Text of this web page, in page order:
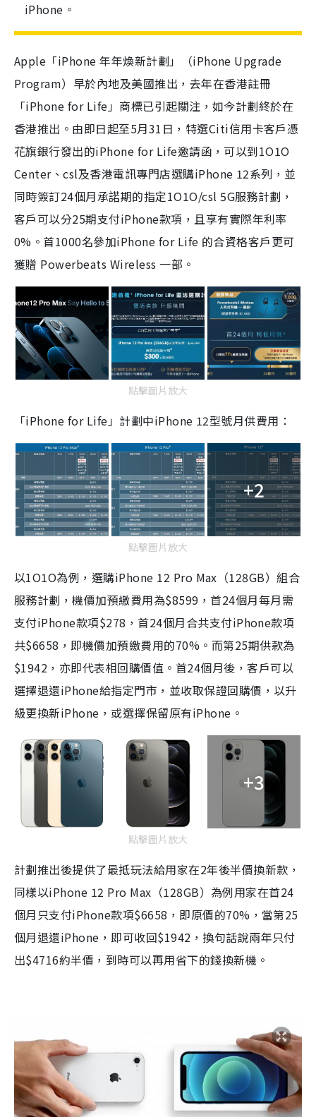
iPhone。
Apple「iPhone 年年煥新計劃」（iPhone Upgrade
Program）早於內地及美國推出，去年在香港註冊
「iPhone for Life」商標已引起關注，如今計劃終於在
香港推出。由即日起至5月31日，特選Citi信用卡客戶憑
花旗銀行發出的iPhone for Life邀請函，可以到1O1O
Center、csl及香港電訊專門店選購iPhone 12系列，並
同時簽訂24個月承諾期的指定1O1O/csl 5G服務計劃，
客戶可以分25期支付iPhone款項，且享有實際年利率
0%。首1000名參加iPhone for Life 的合資格客戶更可
獲贈 Powerbeats Wireless 一部。
點擊圖片放大
「iPhone for Life」計劃中iPhone 12型號月供費用：
+2
點擊圖片放大
以1O1O為例，選購iPhone 12 Pro Max （128GB）組合
服務計劃，機價加預繳費用為$8599 ，首24個月每月需
支付iPhone款項$278 ，首24個月合共支付iPhone款項
共$6658 ，即機價加預繳費用的70% 。而第25期供款為
$1942 ，亦即代表相回購價值。首24個月後，客戶可以
選擇退還iPhone給指定門市，並收取保證回購價，以升
級更換新iPhone ，或選擇保留原有iPhone 。
+3
點擊圖片放大
計劃推出後提供了最抵玩法給用家在2年後半價換新款，
同樣以iPhone 12 Pro Max （128GB）為例用家在首24
個月只支付iPhone款項$6658 ，即原價的70% ，當第25
個月退還iPhone ，即可收回$1942 ，換句話說兩年只付
出$4716約半價，到時可以再用省下的錢換新機。